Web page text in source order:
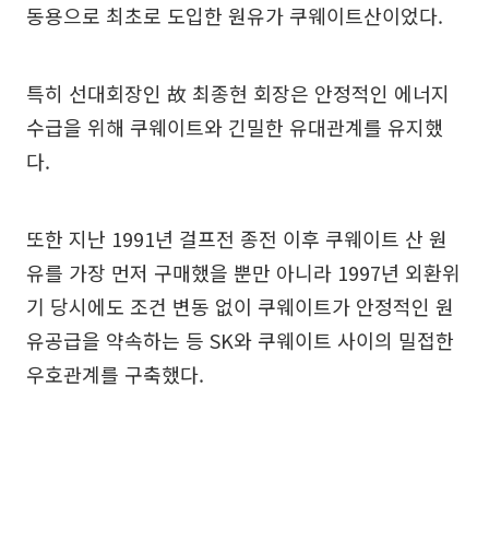
동용으로 최초로 도입한 원유가 쿠웨이트산이었다.
특히 선대회장인 故 최종현 회장은 안정적인 에너지
수급을 위해 쿠웨이트와 긴밀한 유대관계를 유지했
다.
또한 지난 1991년 걸프전 종전 이후 쿠웨이트 산 원
유를 가장 먼저 구매했을 뿐만 아니라 1997년 외환위
기 당시에도 조건 변동 없이 쿠웨이트가 안정적인 원
유공급을 약속하는 등 SK와 쿠웨이트 사이의 밀접한
우호관계를 구축했다.